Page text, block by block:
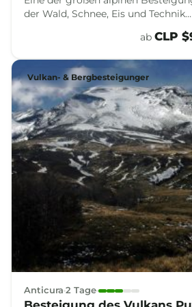
der Wald, Schnee, Eis und Technik
Puntiagudo zu erreichen.ab CLP
Vulkan- & Bergbesteigunger
Anticura 2 Tage